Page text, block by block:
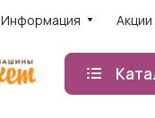
Информация Акции